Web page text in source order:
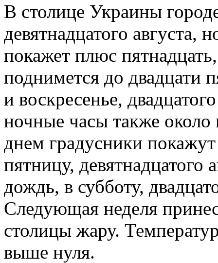
В столице Украины
девятнадцатого августа,
покажет плюс
поднимется до двадцати
и воскресенье,
ночные часы также около
днем градусники
пятницу, девятнадцатого
дождь, в субботу,
Следующая неделя
столицы жару.
выше нуля.